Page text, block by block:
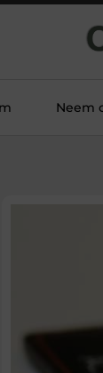
Neem